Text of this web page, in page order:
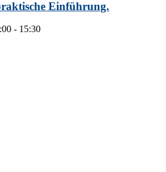
Einführung.
- 15:30